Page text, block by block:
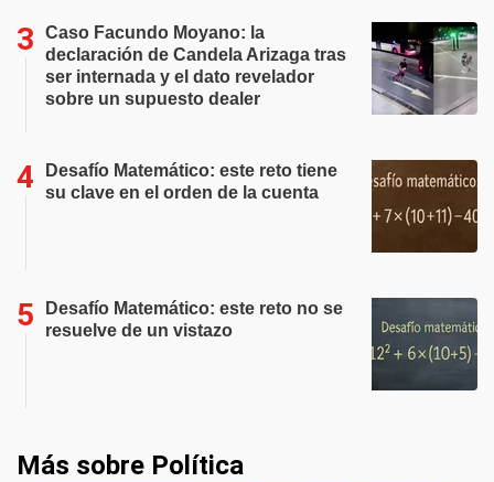
Caso Facundo Moyano: la
declaración de Candela Arizaga tras
ser internada y el dato revelador
sobre un supuesto dealer
Desafío Matemático: este reto tiene
su clave en el orden de la cuenta
Desafío Matemático: este reto no se
resuelve de un vistazo
Más sobre Política